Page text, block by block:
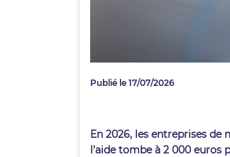
Publié le 17/07/2026
En 2026, les entreprises de
l’aide tombe à 2 000 euros